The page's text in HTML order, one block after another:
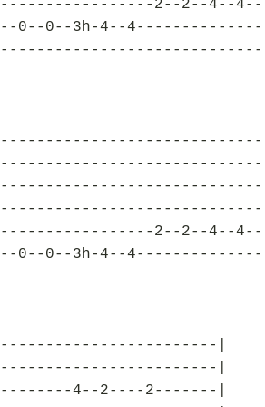
2--2--4--4--|
0--3h-4--4--------------|
|
|
|
|
|
2--2--4--4--|
0--3h-4--4--------------|
|
|
4--2----2-------|